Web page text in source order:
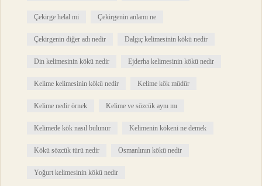
Çekirge helal mi Çekirgenin anlamı ne
Çekirgenin diğer adı nedir Dalgıç kelimesinin kökü nedir
Din kelimesinin kökü nedir Ejderha kelimesinin kökü nedir
Kelime kelimesinin kökü nedir Kelime kök müdür
Kelime nedir örnek Kelime ve sözcük aynı mı
Kelimede kök nasıl bulunur Kelimenin kökeni ne demek
Kökü sözcük türü nedir Osmanlının kökü nedir
Yoğurt kelimesinin kökü nedir